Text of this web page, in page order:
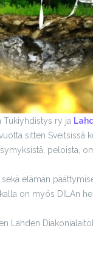
Tukiyhdistys ry ja
sitten
peloista,
elämän
on myös DILAn
Lahden